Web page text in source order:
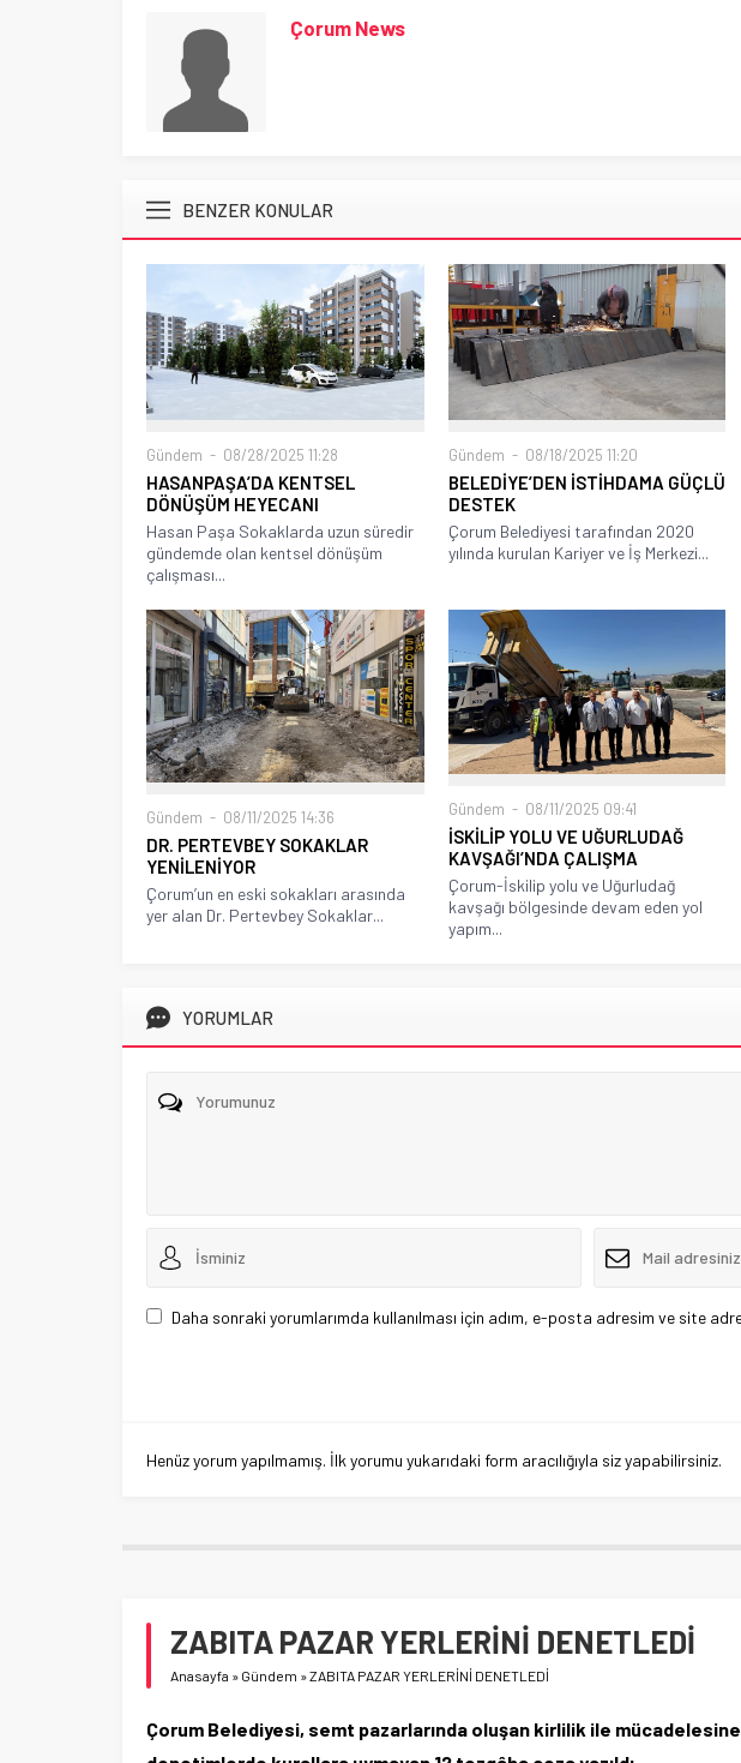
Çorum News
BENZER KONULAR
Gündem 08/28/2025 11:28
HASANPAŞA’DA KENTSEL
DÖNÜŞÜM HEYECANI
Hasan Paşa Sokaklarda uzun süredir
gündemde olan kentsel dönüşüm
çalışması...
Gündem 08/18/2025 11:20
BELEDİYE’DEN İSTİHDAMA GÜÇLÜ
DESTEK
Çorum Belediyesi tarafından 2020
yılında kurulan Kariyer ve İş Merkezi...
Gündem 08/11/2025 14:36
DR. PERTEVBEY SOKAKLAR
YENİLENİYOR
Çorum’un en eski sokakları arasında
yer alan Dr. Pertevbey Sokaklar...
Gündem 08/11/2025 09:41
İSKİLİP YOLU VE UĞURLUDAĞ
KAVŞAĞI’NDA ÇALIŞMA
Çorum-İskilip yolu ve Uğurludağ
kavşağı bölgesinde devam eden yol
yapım...
YORUMLAR
Daha sonraki yorumlarımda kullanılması için adım, e-posta adresim ve site
Henüz yorum yapılmamış. İlk yorumu yukarıdaki form aracılığıyla siz yapabilirsiniz.
ZABITA PAZAR YERLERİNİ DENETLEDİ
Anasayfa » Gündem »ZABITA PAZAR YERLERİNİ DENETLEDİ
Çorum Belediyesi, semt pazarlarında oluşan kirlilik ile mücadelesine